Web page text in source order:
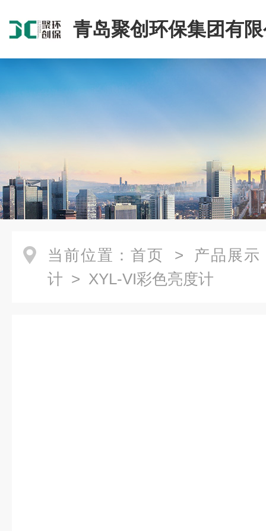
青岛聚创环保集团有
当前位置： 首页 > 产品展示
计 > XYL-VI彩色亮度计